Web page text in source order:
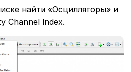
найти «Осцилляторы» и
Channel Index.